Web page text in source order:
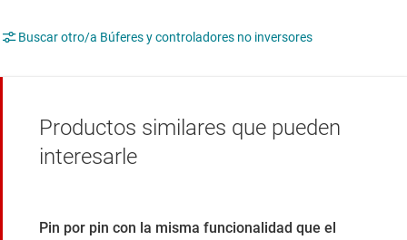
Buscar otro/a Búferes y controladores no inversores
Productos similares que pueden
interesarle
Pin por pin con la misma funcionalidad que el